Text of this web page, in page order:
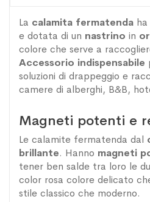
La calamita fermatenda
e dotata di un nastrino in
colore che serve a
Accessorio indispensabile
soluzioni di drappeggio e
camere di alberghi, B&B,
Magneti potenti e
Le calamite fermatenda dal
brillante. Hanno magneti
tener ben salde tra loro le
color rosa colore delicato
stile classico che moderno.